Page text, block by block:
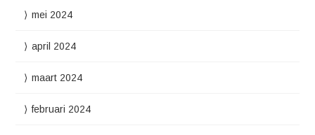
mei 2024
april 2024
maart 2024
februari 2024